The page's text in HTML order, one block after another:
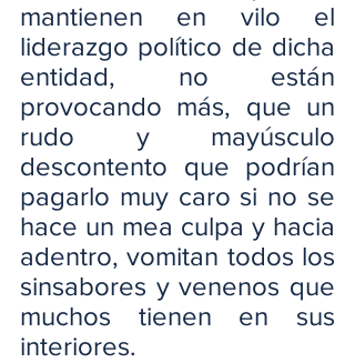
mantienen en vilo el
liderazgo político de dicha
entidad, no están
provocando más, que un
rudo y mayúsculo
descontento que podrían
pagarlo muy caro si no se
hace un mea culpa y hacia
adentro, vomitan todos los
sinsabores y venenos que
muchos tienen en sus
interiores.